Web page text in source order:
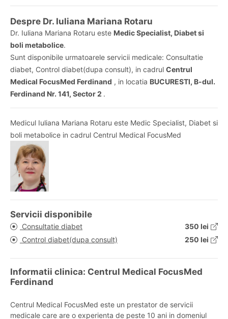
Despre Dr. Iuliana Mariana Rotaru
Dr. Iuliana Mariana Rotaru este Medic Specialist, Diabet si
boli metabolice.
Sunt disponibile urmatoarele servicii medicale: Consultatie
diabet, Control diabet(dupa consult), in cadrul Centrul
Medical FocusMed Ferdinand , in locatia BUCURESTI, B-dul.
Ferdinand Nr. 141, Sector 2 .
Medicul Iuliana Mariana Rotaru este Medic Specialist, Diabet si
boli metabolice in cadrul Centrul Medical FocusMed
Servicii disponibile
Consultatie diabet
350 lei
Control diabet(dupa consult)
250 lei
Informatii clinica: Centrul Medical FocusMed
Ferdinand
Centrul Medical FocusMed este un prestator de servicii
medicale care are o experienta de peste 10 ani in domeniul